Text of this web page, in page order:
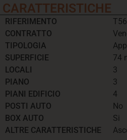
CARATTERISTICHE
RIFERIMENTO
CONTRATTO
TIPOLOGIA
SUPERFICIE
LOCALI
PIANO
PIANI EDIFICIO
POSTI AUTO
BOX AUTO
ALTRE CARATTERISTICHE
74
3
3
4
No
Si